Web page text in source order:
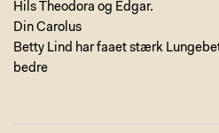
Hils Theodora og Edgar.
Din Carolus
Betty Lind har faaet stærk
bedre